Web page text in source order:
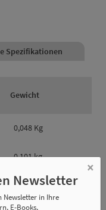
Spezifikationen
Gewicht
0,048 Kg
0,101 kg
0,187 Kg
×
Newsletter
Newsletter in Ihre
E-Books,